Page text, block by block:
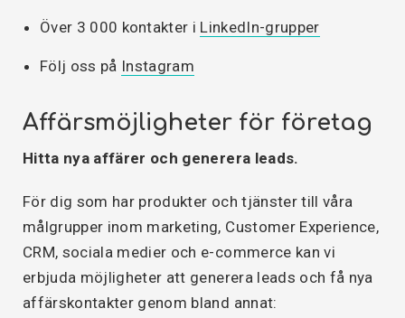
Över 3 000 kontakter i LinkedIn-grupper
Följ oss på Instagram
Affärsmöjligheter för företag
Hitta nya affärer och generera leads.
För dig som har produkter och tjänster till våra
målgrupper inom marketing, Customer Experience,
CRM, sociala medier och e-commerce kan vi
erbjuda möjligheter att generera leads och få nya
affärskontakter genom bland annat: